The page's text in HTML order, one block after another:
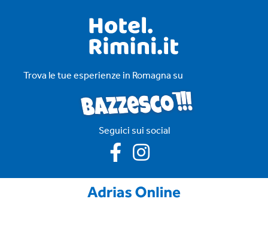
Trova le tue esperienze in Romagna su
Seguici sui social